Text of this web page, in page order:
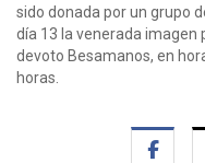
sido donada por un grupo
día 13 la venerada
devoto Besamanos, en
horas.